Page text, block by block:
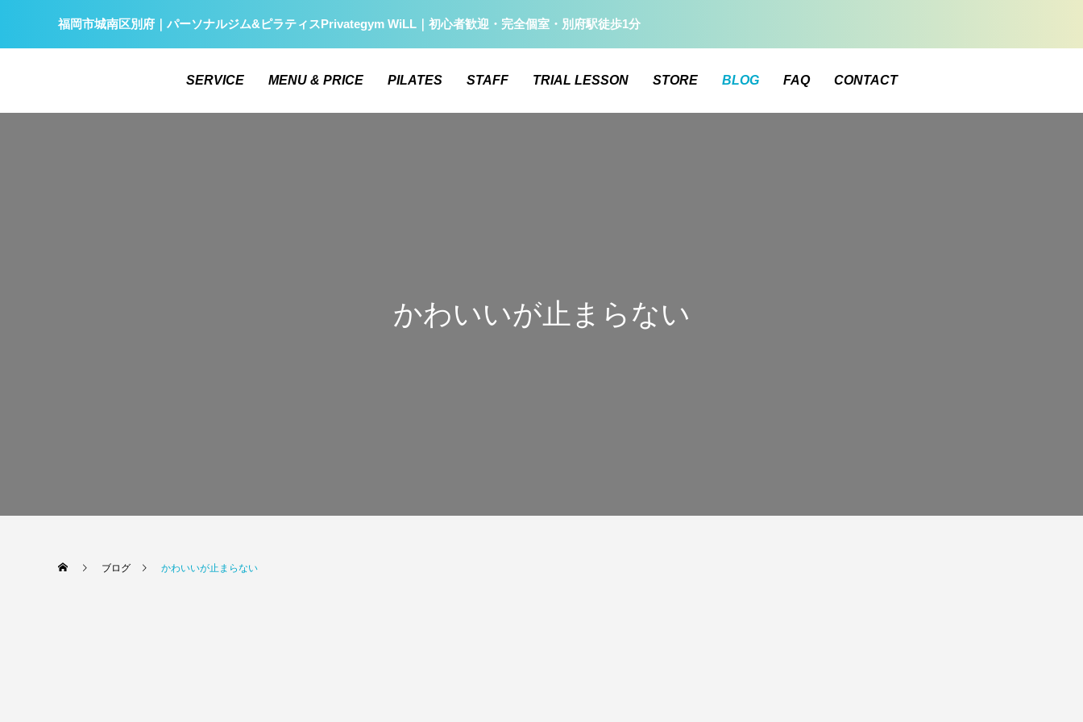
福岡市城南区別府｜パーソナルジム&ピラティスPrivategym WiLL｜初心者歓迎・完全個室・別府駅徒歩1分
SERVICE MENU & PRICE PILATES STAFF TRIAL LESSON STORE BLOG FAQ CONTACT
かわいいが止まらない
ブログ かわいいが止まらない